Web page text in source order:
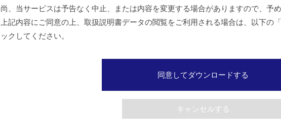
尚、当サービスは予告なく中止、または内容を変更する場合がありますので、予め
上記内容にご同意の上、取扱説明書データの閲覧をご利用される場合は、以下の
ックしてください。
同意してダウンロードする
キャンセルする